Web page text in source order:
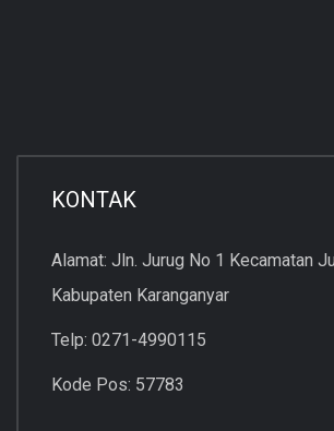
KONTAK
Alamat: Jln. Jurug No 1 Kecamatan
Kabupaten Karanganyar
Telp: 0271-4990115
Kode Pos: 57783